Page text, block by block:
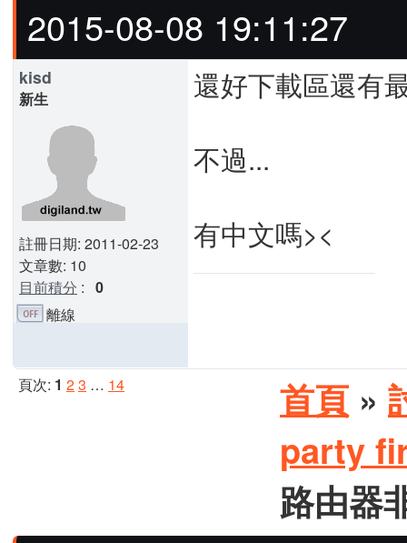
2015-08-08 19:11:27
kisd
新生
註冊日期: 2011-02-23
文章數: 10
目前積分 : 0
還好下載區還有
不過...
有中文嗎><
離線
頁次: 1 23 … 14 首頁 »
party
路由器